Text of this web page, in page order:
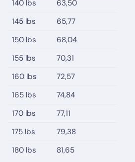
140 lbs
63,50
145 lbs
65,77
150 lbs
68,04
155 lbs
70,31
160 lbs
72,57
165 lbs
74,84
170 lbs
77,11
175 lbs
79,38
180 lbs
81,65